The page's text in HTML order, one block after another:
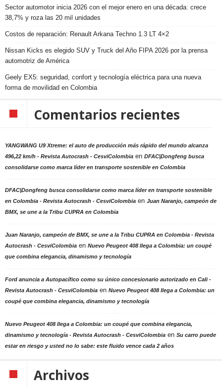
Sector automotor inicia 2026 con el mejor enero en una década: crece
38,7% y roza las 20 mil unidades
Costos de reparación: Renault Arkana Techno 1.3 LT 4×2
Nissan Kicks es elegido SUV y Truck del Año FIPA 2026 por la prensa
automotriz de América
Geely EX5: seguridad, confort y tecnología eléctrica para una nueva
forma de movilidad en Colombia
Comentarios recientes
YANGWANG U9 Xtreme: el auto de producción más rápido del mundo alcanza
496,22 km/h - Revista Autocrash - CesviColombia en DFAC|Dongfeng busca
consolidarse como marca líder en transporte sostenible en Colombia
DFAC|Dongfeng busca consolidarse como marca líder en transporte sostenible
en Colombia - Revista Autocrash - CesviColombia en Juan Naranjo, campeón de
BMX, se une a la Tribu CUPRA en Colombia
Juan Naranjo, campeón de BMX, se une a la Tribu CUPRA en Colombia - Revista
Autocrash - CesviColombia en Nuevo Peugeot 408 llega a Colombia: un coupé
que combina elegancia, dinamismo y tecnología
Ford anuncia a Autopacífico como su único concesionario autorizado en Cali -
Revista Autocrash - CesviColombia en Nuevo Peugeot 408 llega a Colombia: un
coupé que combina elegancia, dinamismo y tecnología
Nuevo Peugeot 408 llega a Colombia: un coupé que combina elegancia,
dinamismo y tecnología - Revista Autocrash - CesviColombia en Su carro puede
estar en riesgo y usted no lo sabe: este fluido vence cada 2 años
Archivos